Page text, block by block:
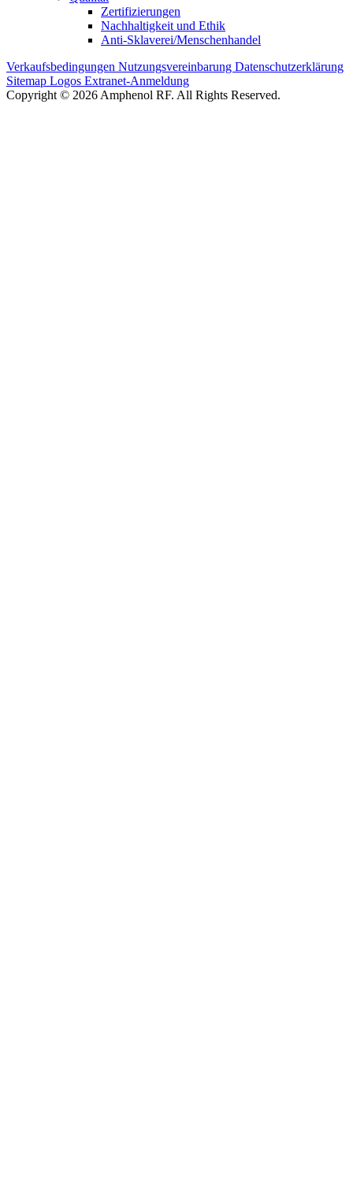
Zertifizierungen
Nachhaltigkeit und Ethik
Anti-Sklaverei/Menschenhandel
Verkaufsbedingungen Nutzungsvereinbarung Datenschutzerklärung
Sitemap Logos Extranet-Anmeldung
Copyright © 2026 Amphenol RF. All Rights Reserved.